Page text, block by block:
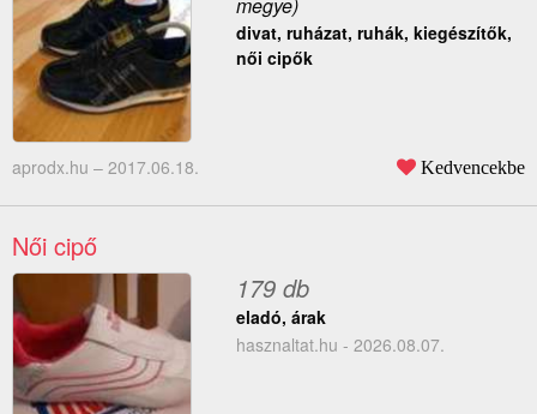
megye)
divat, ruházat, ruhák, kiegészítők,
női cipők
aprodx.hu – 2017.06.18. Kedvencekbe
Női cipő
179 db
eladó, árak
hasznaltat.hu - 2026.08.07.